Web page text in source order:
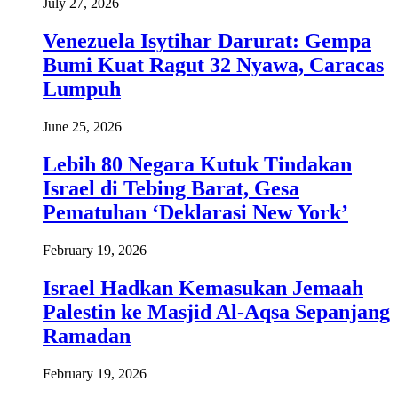
July 27, 2026
Venezuela Isytihar Darurat: Gempa
Bumi Kuat Ragut 32 Nyawa, Caracas
Lumpuh
June 25, 2026
Lebih 80 Negara Kutuk Tindakan
Israel di Tebing Barat, Gesa
Pematuhan ‘Deklarasi New York’
February 19, 2026
Israel Hadkan Kemasukan Jemaah
Palestin ke Masjid Al-Aqsa Sepanjang
Ramadan
February 19, 2026